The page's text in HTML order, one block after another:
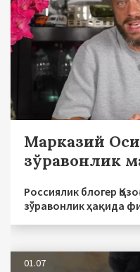
Марказий
зўравонлик
Россиялик блогер
зўравонлик ҳақида
01.07